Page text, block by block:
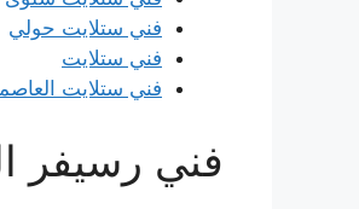
فني ستلايت حولي
فني ستلايت
فني ستلايت
فني رسيفر